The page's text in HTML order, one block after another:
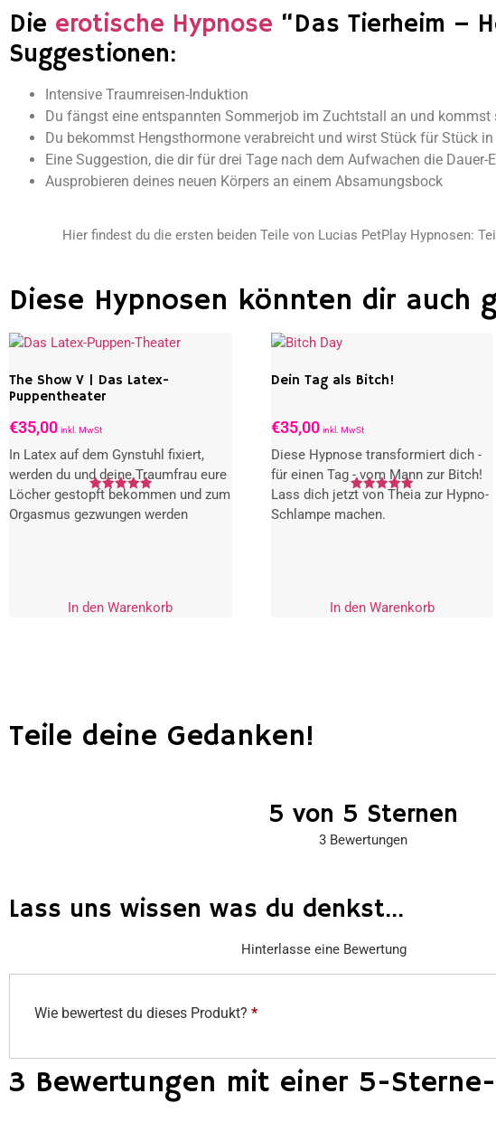
Die erotische Hypnose “Das Tierheim –
Suggestionen:
Intensive Traumreisen-Induktion
Du fängst eine entspannten Sommerjob im Zuchtstall an und kommst
Du bekommst Hengsthormone verabreicht und wirst Stück für Stück
Eine Suggestion, die dir für drei Tage nach dem Aufwachen die Dauer-
Ausprobieren deines neuen Körpers an einem Absamungsbock
Hier findest du die ersten beiden Teile von Lucias PetPlay Hypnosen:
Diese Hypnosen könnten dir auch
The Show V | Das Latex-
Puppentheater
Bewertet
mit
5.00
€35,00 inkl. MwSt
In Latex auf dem Gynstuhl fixiert,
werden du und deine Traumfrau eure
Löcher gestopft bekommen und zum
Orgasmus gezwungen werden
In den Warenkorb
Dein Tag als Bitch!
Bewertet
mit
5.00
€35,00 inkl. MwSt
Diese Hypnose transformiert dich -
für einen Tag - vom Mann zur Bitch!
Lass dich jetzt von Theia zur Hypno-
Schlampe machen.
In den Warenkorb
Teile deine Gedanken!
5 von 5 Sternen
3 Bewertungen
Lass uns wissen was du denkst...
Hinterlasse eine Bewertung
Wie bewertest du dieses Produkt? *
3 Bewertungen mit einer 5-